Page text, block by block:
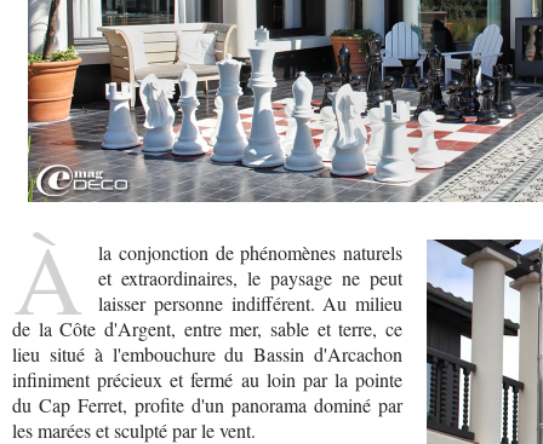
À
la conjonction de phénomènes naturels
et extraordinaires, le paysage ne peut
laisser personne indifférent. Au milieu
de la Côte d'Argent, entre mer, sable et terre, ce
lieu situé à l'embouchure du Bassin d'Arcachon
infiniment précieux et fermé au loin par la pointe
du Cap Ferret, profite d'un panorama dominé par
les marées et sculpté par le vent.